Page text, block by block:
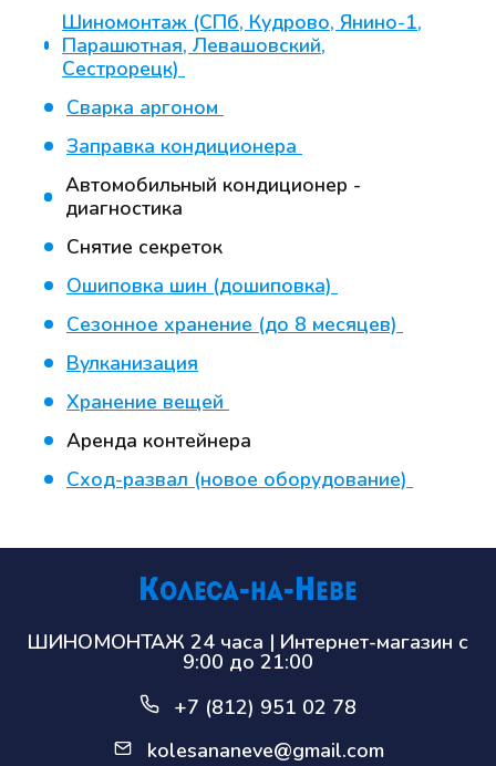
Шиномонтаж (СПб, Кудрово, Янино-1,
Парашютная, Левашовский,
Сестрорецк)
Сварка аргоном
Заправка кондиционера
Автомобильный кондиционер -
диагностика
Снятие секреток
Ошиповка шин (дошиповка)
Сезонное хранение (до 8 месяцев)
Вулканизация
Хранение вещей
Аренда контейнера
Сход-развал (новое оборудование)
ШИНОМОНТАЖ 24 часа | Интернет-магазин с
9:00 до 21:00
+7 (812) 951 02 78
kolesananeve@gmail.com